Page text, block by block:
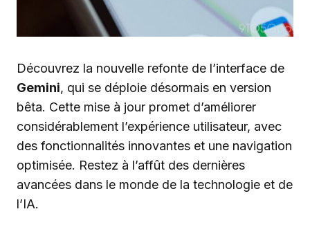
Découvrez la nouvelle refonte de l’interface de
Gemini, qui se déploie désormais en version
bêta. Cette mise à jour promet d’améliorer
considérablement l’expérience utilisateur, avec
des fonctionnalités innovantes et une navigation
optimisée. Restez à l’affût des dernières
avancées dans le monde de la technologie et de
l’IA.